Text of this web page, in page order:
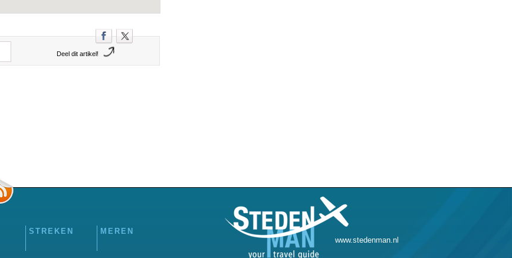
Deel dit artikel!
STREKEN
MEREN
www.stedenman.nl